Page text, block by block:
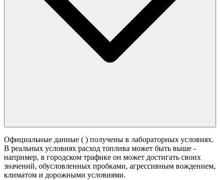
Официальные данные ( ) получены в лабораторных условиях.
В реальных условиях расход топлива может быть выше -
например, в городском трафике он может достигать своих
значений, обусловленных пробками, агрессивным вождением,
климатом и дорожными условиями.